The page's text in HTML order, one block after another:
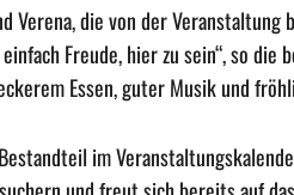
Verena, die von der Veranstaltung
Freude, hier zu sein“, so
Essen, guter Musik und
im